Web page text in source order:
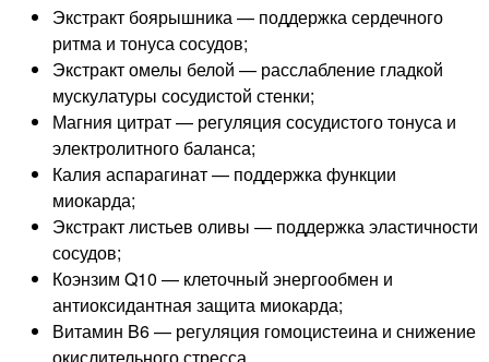
Экстракт боярышника — поддержка сердечного
ритма и тонуса сосудов;
Экстракт омелы белой — расслабление гладкой
мускулатуры сосудистой стенки;
Магния цитрат — регуляция сосудистого тонуса и
электролитного баланса;
Калия аспарагинат — поддержка функции
миокарда;
Экстракт листьев оливы — поддержка эластичности
сосудов;
Коэнзим Q10 — клеточный энергообмен и
антиоксидантная защита миокарда;
Витамин B6 — регуляция гомоцистеина и снижение